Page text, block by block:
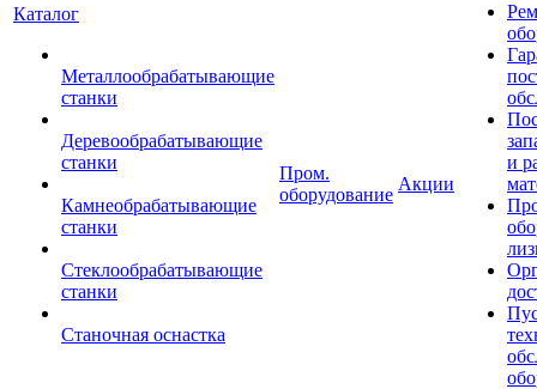
Каталог
Металлообрабатывающие
станки
Деревообрабатывающие
станки
Камнеобрабатывающие
станки
Стеклообрабатывающие
станки
Станочная оснастка
Пром.
оборудование
Акции
и